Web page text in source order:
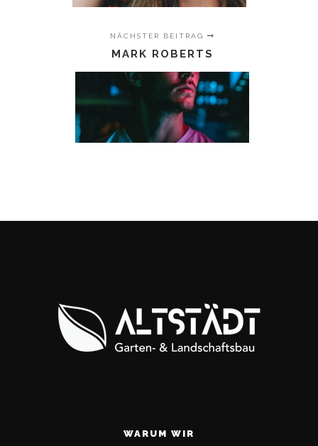
NÄCHSTER BEITRAG
MARK ROBERTS
WARUM WIR